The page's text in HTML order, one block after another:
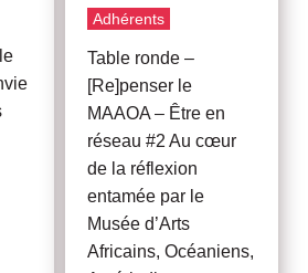
Adhérents
Table ronde –
[Re]penser le
MAAOA – Être en
réseau #2 Au cœur
de la réflexion
entamée par le
Musée d’Arts
Africains, Océaniens,